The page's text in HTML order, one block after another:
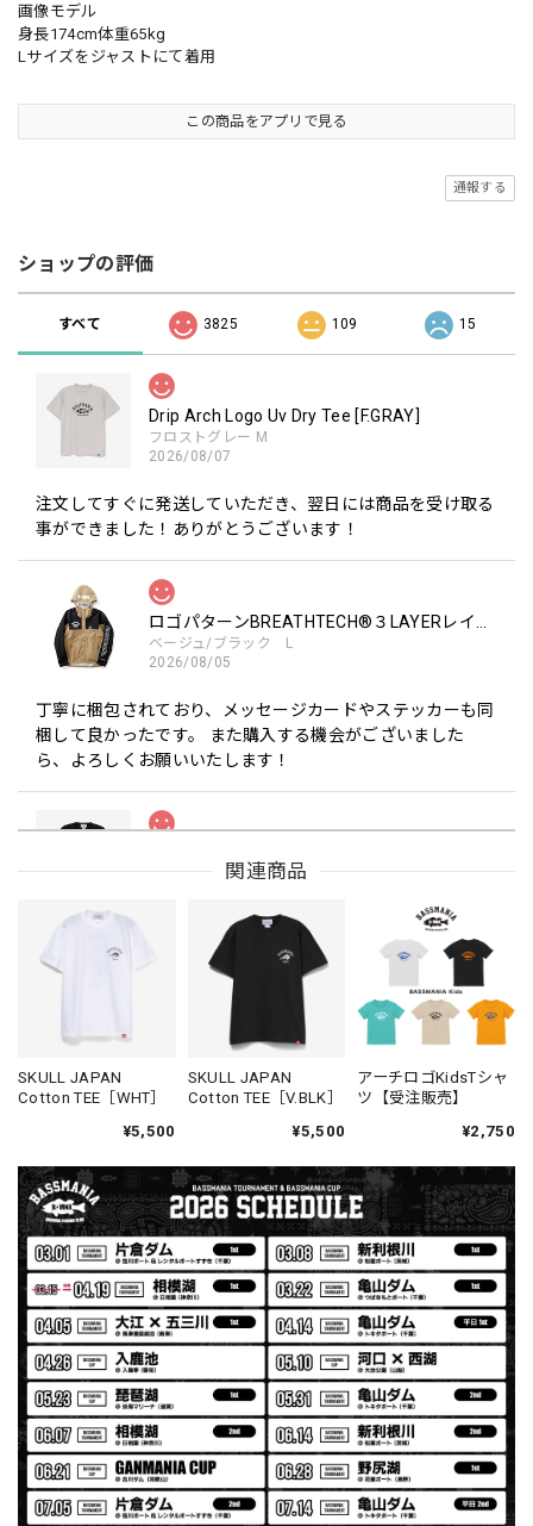
画像モデル
身長174cm体重65kg
Lサイズをジャストにて着用
この商品をアプリで見る
通報する
ショップの評価
すべて 3825 109 15
Drip Arch Logo Uv Dry Tee [F.GRAY]
フロストグレー M
2026/08/07
注文してすぐに発送していただき、翌日には商品を受け取る
事ができました！ありがとうございます！
ベージュ/ブラック L
2026/08/05
丁寧に梱包されており、メッセージカードやステッカーも同
梱して良かったです。 また購入する機会がございました
ら、よろしくお願いいたします！
ブラック L
【Double.H】MIR
Daeun / BlackSilver
2026/07/31
MIR届きました。発送まで迅速に対応して頂きありがとうご
ざいました。
【Seamania】Uv Rush Cool Logo Zip Parka［BLK］［LIMITED］
ブラック L
2026/07/30
発送も早く着心地最高！！！！ セットアップで短パンも買
えば良かった！！
Logo Sweat Zip Parka [ASH GRY]
アッシュグレー XXL
2026/07/30
夏の早朝 少し肌寒い時一枚羽織りたい時ちょうど良い。
秋 冬 春 中でも外でも、ちょっと良い。厚めの生地がし
関連商品
SKULL JAPAN
Cotton TEE［WHT］
¥5,500
SKULL JAPAN
Cotton TEE［V.BLK］
¥5,500
アーチロゴKidsTシャ
ツ【受注販売】
¥2,750